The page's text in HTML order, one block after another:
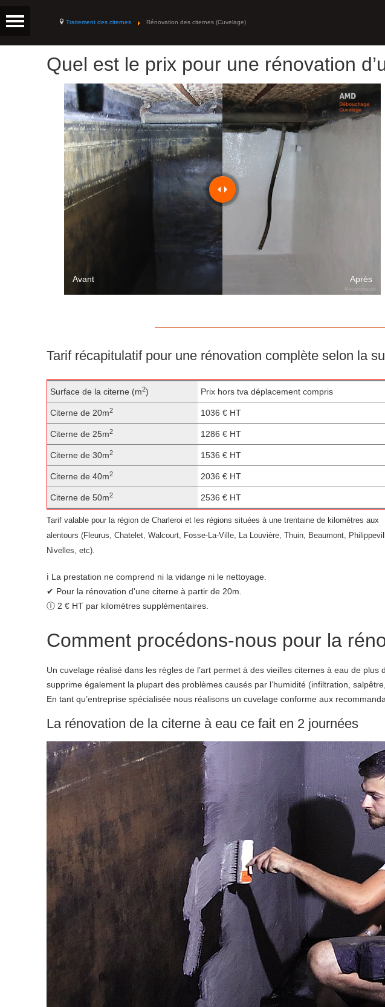
Traitement des citernes Rénovation des citernes (Cuvelage)
Quel est le prix pour une rénovation
Après
Avant
Tarif récapitulatif pour une rénovation complète selon la
Surface de la citerne (m2) Prix hors tva déplacement compris
Citerne de 20m2 1036 € HT
Citerne de 25m2 1286 € HT
Citerne de 30m2 1536 € HT
Citerne de 40m2 2036 € HT
Citerne de 50m2 2536 € HT
Tarif valable pour la région de Charleroi et les régions situées à une trentaine de kilomètres aux
alentours (Fleurus, Chatelet, Walcourt, Fosse-La-Ville, La Louvière, Thuin, Beaumont,
Nivelles, etc).
ℹ La prestation ne comprend ni la vidange ni le nettoyage.
✔ Pour la rénovation d'une citerne à partir de 20m.
Ⓘ 2 € HT par kilomètres supplémentaires.
Comment procédons-nous pour la
Un cuvelage réalisé dans les règles de l’art permet à des vieilles citernes à eau de
supprime également la plupart des problèmes causés par l’humidité (infiltration,
En tant qu’entreprise spécialisée nous réalisons un cuvelage conforme aux
La rénovation de la citerne à eau ce fait en 2 journées